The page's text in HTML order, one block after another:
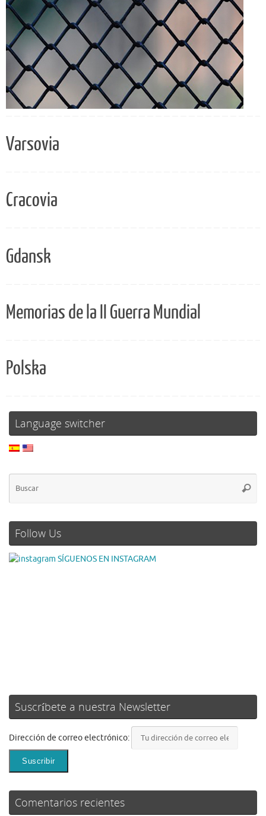
Varsovia
Cracovia
Gdansk
Memorias de la II Guerra Mundial
Polska
Language switcher
Follow Us
SÍGUENOS EN INSTAGRAM
Suscríbete a nuestra Newsletter
Dirección de correo electrónico:
Comentarios recientes